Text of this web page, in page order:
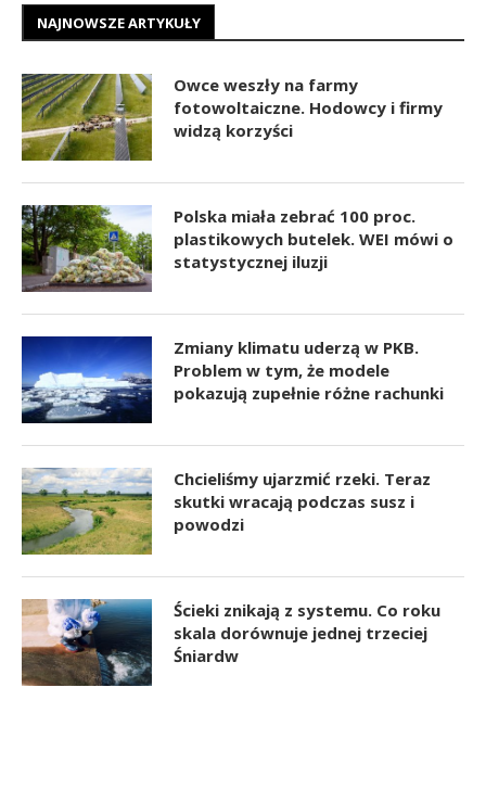
NAJNOWSZE ARTYKUŁY
Owce weszły na farmy
fotowoltaiczne. Hodowcy i firmy
widzą korzyści
Polska miała zebrać 100 proc.
plastikowych butelek. WEI mówi o
statystycznej iluzji
Zmiany klimatu uderzą w PKB.
Problem w tym, że modele
pokazują zupełnie różne rachunki
Chcieliśmy ujarzmić rzeki. Teraz
skutki wracają podczas susz i
powodzi
Ścieki znikają z systemu. Co roku
skala dorównuje jednej trzeciej
Śniardw